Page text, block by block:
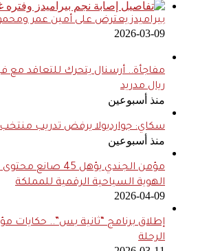
بيراميدز يعترض على أمين عمر
2026-03-09
مفاجأة.. أرسنال يتحرك للتعاقد مع
ريال مدريد
منذ أسبوعين
سكاي: جوارديولا يرفض تدريب منتخب
منذ أسبوعين
مؤمن الجندي يؤهل
الهوية السياحية الرقمية للمملكة
2026-04-09
إطلاق برنامج “ثانية بس”.. حكايات
الرحلة